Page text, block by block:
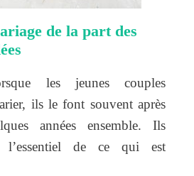
de la part des
les jeunes couples
ils le font souvent après
années ensemble. Ils
l’essentiel de ce qui est